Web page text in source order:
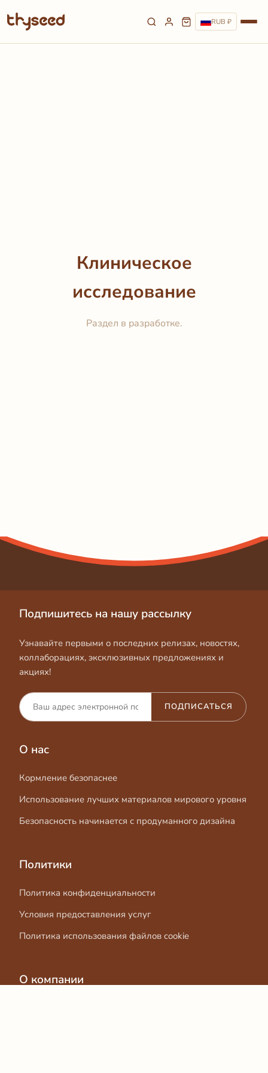
RUB ₽
Клиническое
исследование
Раздел в разработке.
Подпишитесь на нашу рассылку
Узнавайте первыми о последних релизах, новостях,
коллаборациях, эксклюзивных предложениях и
акциях!
ПОДПИСАТЬСЯ
О нас
Кормление безопаснее
Использование лучших материалов мирового уровня
Безопасность начинается с продуманного дизайна
Политики
Политика конфиденциальности
Условия предоставления услуг
Политика использования файлов cookie
О компании